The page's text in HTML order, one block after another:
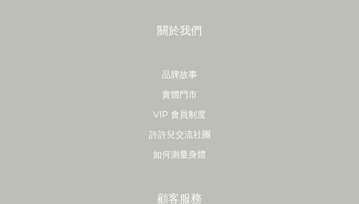
關於我們
品牌故事
實體門市
VIP 會員制度
許許兒交流社團
如何測量身體
顧客服務